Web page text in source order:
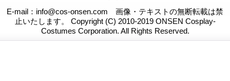
E-mail：info@cos-onsen.com 画像・テキストの無断転載は禁
止いたします。 Copyright (C) 2010-2019 ONSEN Cosplay-
Costumes Corporation. All Rights Reserved.